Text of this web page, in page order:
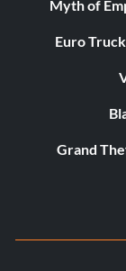
Myth of
Euro
Grand